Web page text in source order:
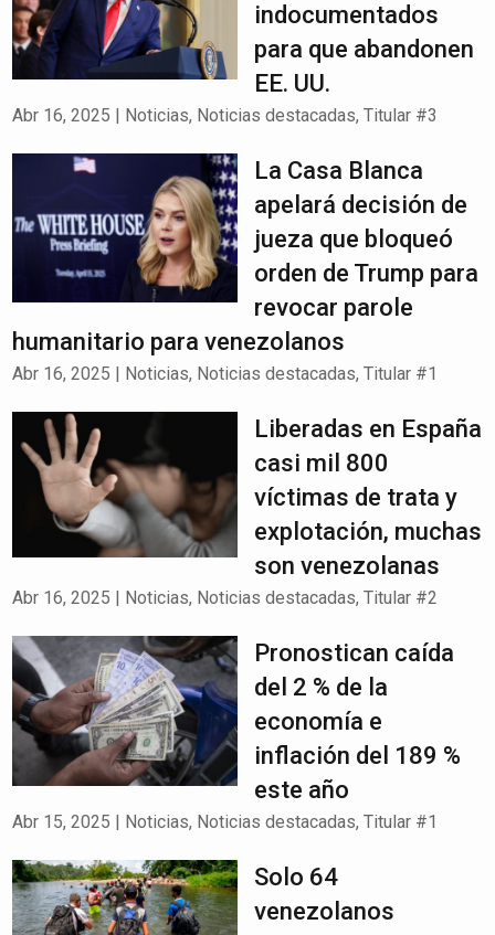
indocumentados
para que abandonen
EE. UU.
Abr 16, 2025 | Noticias, Noticias destacadas,Titular #3
La Casa Blanca
apelará decisión de
jueza que bloqueó
orden de Trump para
revocar parole
humanitario para venezolanos
Abr 16, 2025 | Noticias, Noticias destacadas,Titular #1
Liberadas en España
casi mil 800
víctimas de trata y
explotación, muchas
son venezolanas
Abr 16, 2025 | Noticias, Noticias destacadas,Titular #2
Pronostican caída
del 2 % de la
economía e
inflación del 189 %
este año
Abr 15, 2025 | Noticias, Noticias destacadas,Titular #1
Solo 64
venezolanos